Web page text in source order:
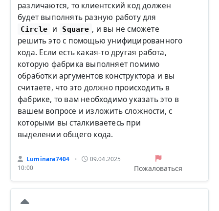
различаются, то клиентский код должен
будет выполнять разную работу для
Circle и Square , и вы не сможете
решить это с помощью унифицированного
кода. Если есть какая-то другая работа,
которую фабрика выполняет помимо
обработки аргументов конструктора и вы
считаете, что это должно происходить в
фабрике, то вам необходимо указать это в
вашем вопросе и изложить сложности, с
которыми вы сталкиваетесь при
выделении общего кода.
Luminara7404 •
09.04.2025
10:00
Пожаловаться